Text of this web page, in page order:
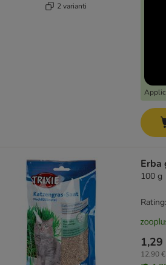
2 varianti
Erba
100 g
1,29
12,90